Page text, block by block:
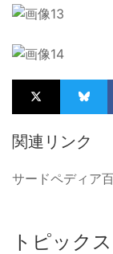
関連リンク
サードペディア
トピック